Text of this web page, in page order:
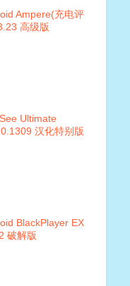
Ampere(充电评
高级版
Ultimate
汉化特别版
BlackPlayer EX
破解版